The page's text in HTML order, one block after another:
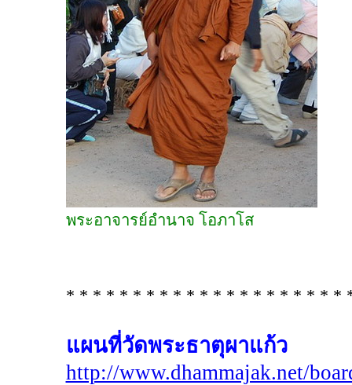
พระอาจารย์อำนาจ โอภาโส
* * * * * * * * * * * * * * * * * * * * *
แผนที่วัดพระธาตุผาแก้ว
http://www.dhammajak.net/